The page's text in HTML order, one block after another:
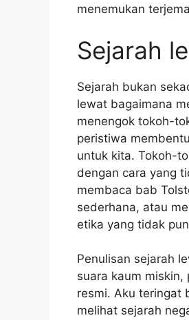
menemukan
Sejarah
Sejarah bukan
lewat bagaimana
menengok tokoh-
peristiwa
untuk kita. Tokoh-
dengan cara yang
membaca bab
sederhana, atau
etika yang tidak
Penulisan sejarah
suara kaum
resmi. Aku teringat
melihat sejarah